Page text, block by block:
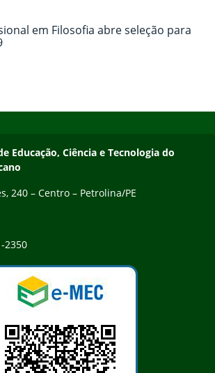
em Filosofia abre seleção para
Educação, Ciência e Tecnologia do
240 – Centro – Petrolina/PE
2350